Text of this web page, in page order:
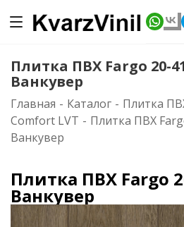
Плитка ПВХ Fargo 20-
Ванкувер
Главная - Каталог - Плитка
Comfort LVT - Плитка ПВХ
Ванкувер
Плитка ПВХ Fargo
Ванкувер